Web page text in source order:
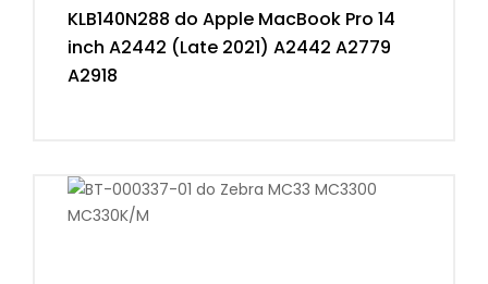
KLB140N288 do Apple MacBook Pro 14
inch A2442 (Late 2021) A2442 A2779
A2918